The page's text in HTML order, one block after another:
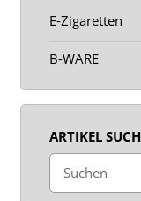
E-Zigaretten
B-WARE
ARTIKEL